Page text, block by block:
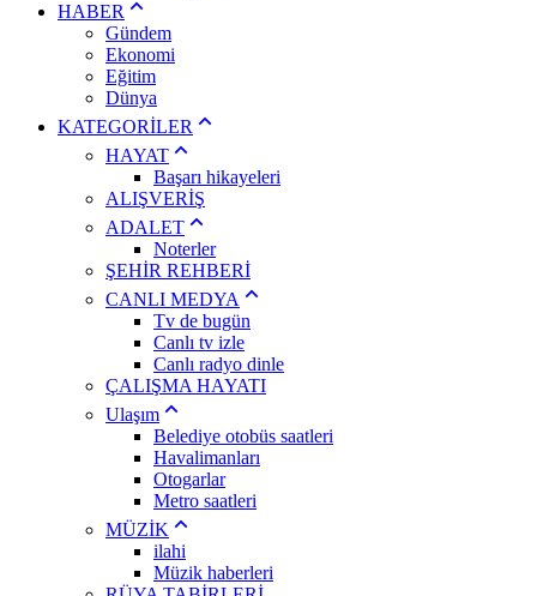
HABER
Gündem
Ekonomi
Eğitim
Dünya
KATEGORİLER
HAYAT
Başarı hikayeleri
ALIŞVERİŞ
ADALET
Noterler
ŞEHİR REHBERİ
CANLI MEDYA
Tv de bugün
Canlı tv izle
Canlı radyo dinle
ÇALIŞMA HAYATI
Ulaşım
Belediye otobüs saatleri
Havalimanları
Otogarlar
Metro saatleri
MÜZİK
ilahi
Müzik haberleri